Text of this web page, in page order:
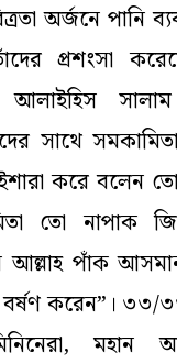
অর্জনে পানি
প্রশংসা
সাথে
করে বলেন
তো নাপাকজি
আল্লাহ পাঁক
বর্ষণ করেন”।
মহান